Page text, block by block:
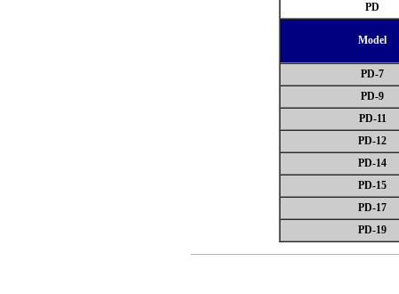
PD
Model
PD-7
PD-9
PD-11
PD-12
PD-14
PD-15
PD-17
PD-19